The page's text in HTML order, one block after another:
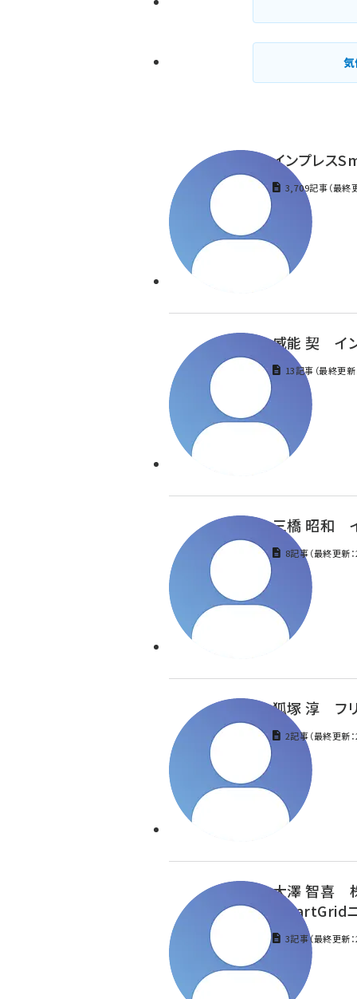
インプレス
3,709記事（最終
威能 契 イ
13記事（最終更
三橋 昭和
8記事（最終更新
狐塚 淳 フ
2記事（最終更新
大澤 智喜
SmartGrid
3記事（最終更新